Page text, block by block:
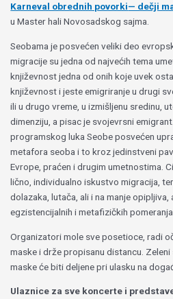
Karneval obrednih povorki— dečji
u Master hali Novosadskog sajma.
Seobama je posvećen veliki deo
migracije su jedna od najvećih tema
književnost jedna od onih koje uvek
književnost i jeste emigriranje u drugi
ili u drugo vreme, u izmišljenu sredinu,
dimenziju, a pisac je svojevrsni
programskog luka Seobe posvećen
metafora seoba i to kroz jedinstveni
Evrope, praćen i drugim umetnostima.
lično, individualno iskustvo migracija,
dolazaka, lutača, ali i na manje opipljiva,
egzistencijalnih i metafizičkih pomeranja.
Organizatori mole sve posetioce, radi
maske i drže propisanu distancu.
maske će biti deljene pri ulasku na
Ulaznice za sve koncerte i